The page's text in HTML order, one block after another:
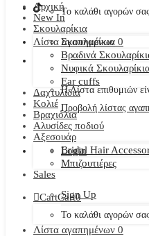
Το καλάθι αγορών σας
Λίστα αγαπημένων 0
Η Λίστα επιθυμιών
Προβολή λίστας
Login
Sign Up
Αρχική
New In
Σκουλαρίκια
Σκουλαρίκια
Βραδινά
Νυφικά
Ear cuffs
Δαχτυλίδια
Κολιέ
Βραχιόλια
Αλυσίδες ποδιού
Αξεσουάρ
Bridal Hair
Μπιζουτιέρες
Sales
CartCart0
Το καλάθι αγορών σας
Λίστα αγαπημένων 0